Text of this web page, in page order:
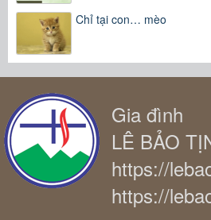
Chỉ tại con… mèo
Gia đình
LÊ BẢO
https://
https://